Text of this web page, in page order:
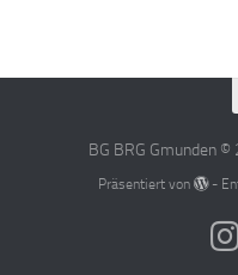
BG BRG Gmunden
Präsentiert von -